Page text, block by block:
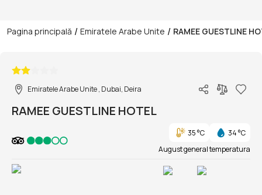
Pagina principală / Emiratele Arabe Unite / RAMEE GUESTLINE
Emiratele Arabe Unite , Dubai, Deira
RAMEE GUESTLINE HOTEL
35 °C
34 °C
August general temperatura